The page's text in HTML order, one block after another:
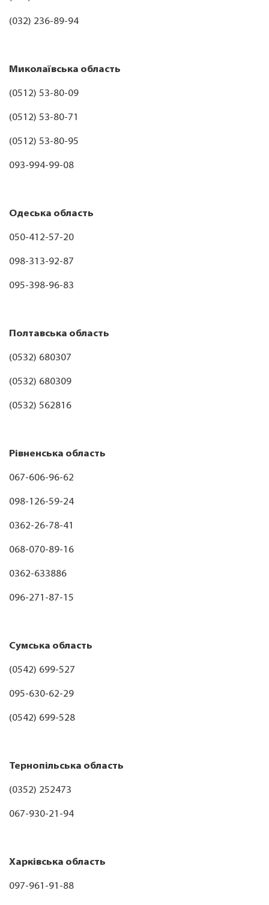
(032) 236-89-94
Миколаївська область
(0512) 53-80-09
(0512) 53-80-71
(0512) 53-80-95
093-994-99-08
Одеська область
050-412-57-20
098-313-92-87
095-398-96-83
Полтавська область
(0532) 680307
(0532) 680309
(0532) 562816
Рівненська область
067-606-96-62
098-126-59-24
0362-26-78-41
068-070-89-16
0362-633886
096-271-87-15
Сумська область
(0542) 699-527
095-630-62-29
(0542) 699-528
Тернопільська область
(0352) 252473
067-930-21-94
Харківська область
097-961-91-88